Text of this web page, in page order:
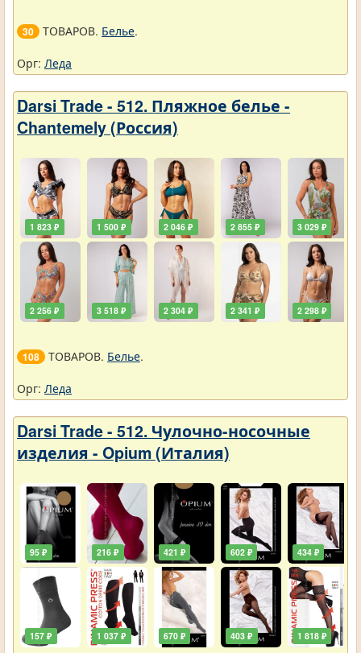
30 ТОВАРОВ. Белье.
Орг: Леда
Darsi Trade - 512. Пляжное белье -
Chantemely (Россия)
1 823 ₽
2 256 ₽
1 500 ₽
3 518 ₽
2 046 ₽
2 304 ₽
2 855 ₽
2 341 ₽
3 029 ₽
2 298 ₽
108 ТОВАРОВ. Белье.
Орг: Леда
Darsi Trade - 512. Чулочно-носочные
изделия - Opium (Италия)
95 ₽
157 ₽
216 ₽
1 037 ₽
421 ₽
670 ₽
602 ₽
403 ₽
434 ₽
1 818 ₽